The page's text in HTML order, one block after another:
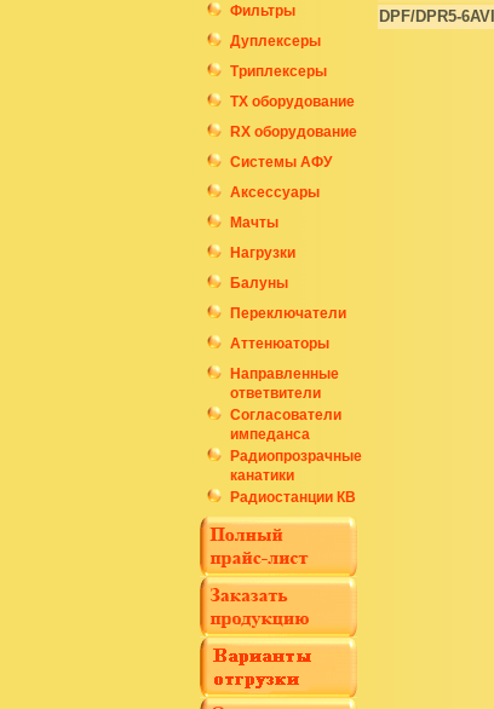
Фильтры
Дуплексеры
Триплексеры
ТХ оборудование
RX оборудование
Системы АФУ
Аксессуары
Мачты
Нагрузки
Балуны
Переключатели
Аттенюаторы
Направленные
ответвители
Согласователи
импеданса
Радиопрозрачные
канатики
Радиостанции КВ
DPF/DPR5-